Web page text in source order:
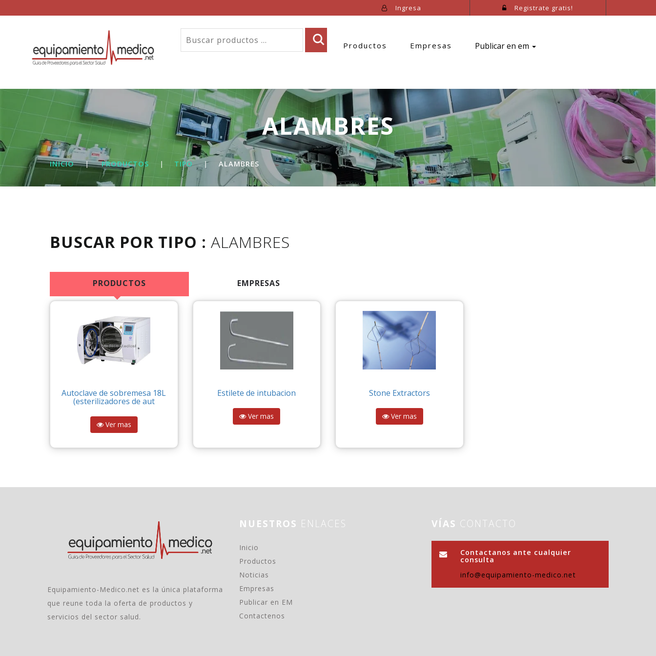
Registrate gratis!
Ingresa
Productos Empresas Publicar en em
ALAMBRES
INICIO | PRODUCTOS | TIPO | ALAMBRES
BUSCAR POR TIPO : ALAMBRES
PRODUCTOS EMPRESAS
Autoclave de sobremesa 18L
(esterilizadores de aut
Ver mas
Estilete de intubacion
Ver mas
Stone Extractors
Ver mas
Equipamiento-Medico.net es la única plataforma
que reune toda la oferta de productos y
servicios del sector salud.
NUESTROS ENLACES
Inicio
Productos
Noticias
Empresas
Publicar en EM
Contactenos
VÍAS CONTACTO
Contactanos ante cualquier
consulta
info@equipamiento-medico.net